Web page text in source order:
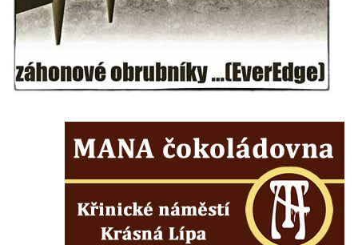
Kříž u rozcestí k větrnému mlýnu Světlík v
Horním Podluží
Kříž u domu čp. 1016 v Mikulášovicích
Herltův kříž u Mikova v Mikulášovicích
Kříž Ließnerových naproti Mikovu v
Mikulášovicích
Kříž u Mikulášovického potoka poblíž
Mikovu v Mikulášovicích